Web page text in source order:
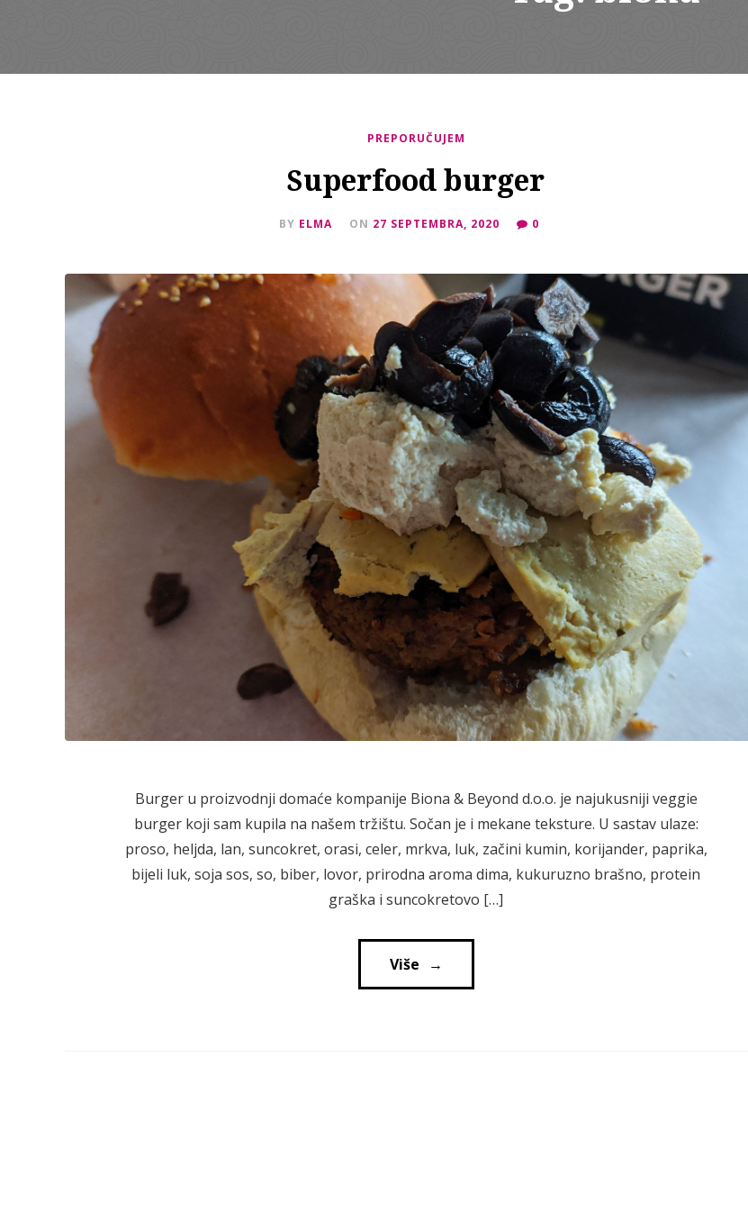
PREPORUČUJEM
Superfood burger
BY ELMA ON 27 SEPTEMBRA, 2020 0
Burger u proizvodnji domaće kompanije Biona & Beyond d.o.o. je najukusniji veggie
burger koji sam kupila na našem tržištu. Sočan je i mekane teksture. U sastav ulaze:
proso, heljda, lan, suncokret, orasi, celer, mrkva, luk, začini kumin, korijander, paprika,
bijeli luk, soja sos, so, biber, lovor, prirodna aroma dima, kukuruzno brašno, protein
graška i suncokretovo […]
Više
→
→